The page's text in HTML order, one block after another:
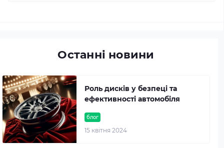
Останні новини
блог
15 квітня 2024
Роль дисків у безпеці та
ефективності автомобіля